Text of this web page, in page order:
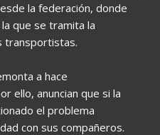
la federación, donde
que se tramita la
transportistas.
a hace
ello, anuncian que si la
el problema
con sus compañeros.